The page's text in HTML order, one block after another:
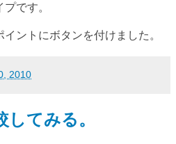
です。
ントにボタンを付けました。
2010
てみる。